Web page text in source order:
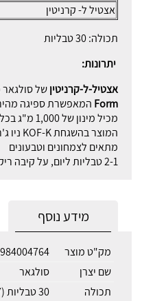
אצטיל ל- קרניטין
תכולה: 30 טבליות
יתרונות:
אצטיל-ל-קרניטיןשל
Form המאפשרת ספיגה
מכיל מינון של 1,000 מ"ג בכל כמוסה
המוצר בהשגחת KOF-K ניו ג'רזי ארה"ב (פרווה)
מתאים לצמחונים וטבעונים
2-1 טבליות ליום, על קיבה ריקה
מידע נוסף
מק"ט מוצר
שם יצרן
סולגאר
תכולה
30 טבליות (6.57 ₪ ליחידה)